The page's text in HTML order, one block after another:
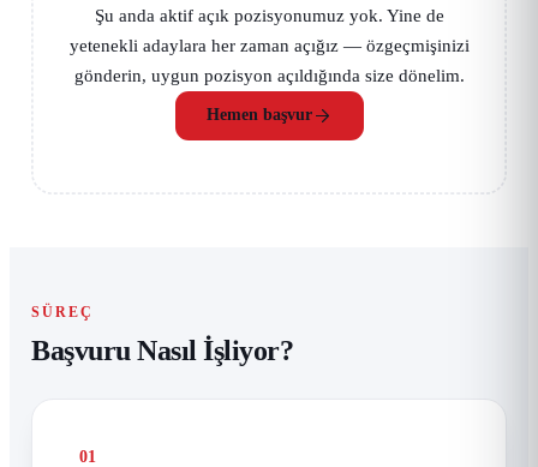
Şu anda aktif açık pozisyonumuz yok. Yine de
yetenekli adaylara her zaman açığız — özgeçmişinizi
gönderin, uygun pozisyon açıldığında size dönelim.
Hemen başvur
SÜREÇ
Başvuru Nasıl İşliyor?
01